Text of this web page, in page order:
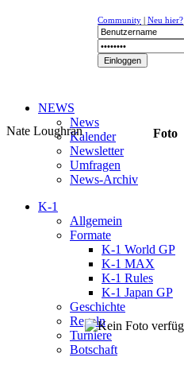
Community | Neu hier?
NEWS
News
Kalender
Newsletter
Umfragen
News-Archiv
K-1
Allgemein
Formate
K-1 World GP
K-1 MAX
K-1 Rules
K-1 Japan GP
Geschichte
Regeln
Turniere
Botschaft
Nate Loughran Foto